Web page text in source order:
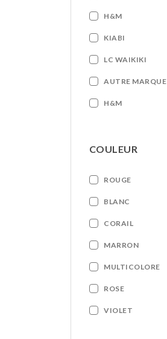
H&M
KIABI
LC WAIKIKI
AUTRE MARQUE
H&M
COULEUR
ROUGE
BLANC
CORAIL
MARRON
MULTICOLORE
ROSE
VIOLET